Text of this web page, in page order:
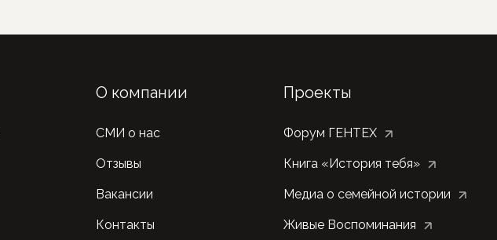
О компании
СМИ о нас
Отзывы
Вакансии
Контакты
Проекты
Форум ГЕНТЕХ
Книга «История тебя»
Медиа о семейной истории
Живые Воспоминания